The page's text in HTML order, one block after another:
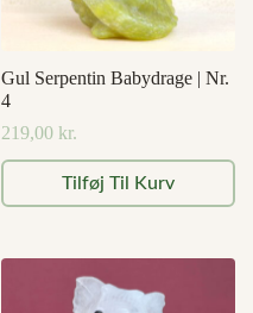
Gul Serpentin Babydrage | Nr.
4
219,00 kr.
Tilføj Til Kurv